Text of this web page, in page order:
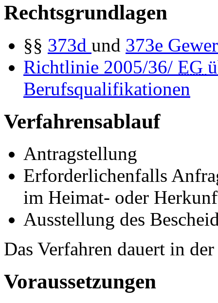
Rechtsgrundlagen
§§ 373d und 373e
Richtlinie 2005/36/ EG
Berufsqualifikationen
Verfahrensablauf
Antragstellung
Erforderlichenfalls
im Heimat- oder
Ausstellung des
Das Verfahren dauert in
Voraussetzungen